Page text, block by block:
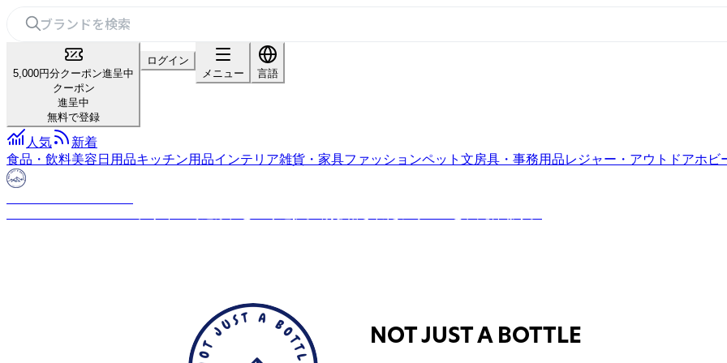
5,000円分クーポン進呈中
クーポン
進呈中
無料で登録
ログイン
メニュー
言語
人気
新着
食品・飲料美容 日用品キッチン用品インテリア雑貨・家具ファッションペット 文房具・事務用品レジャー・アウトドアホビ
NOT JUST A BOTTLE